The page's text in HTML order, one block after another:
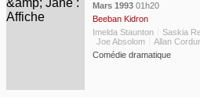
Mars 1993 01h20
Beeban Kidron
Imelda Staunton
Saskia
Joe Absolom
Allan
Comédie dramatique